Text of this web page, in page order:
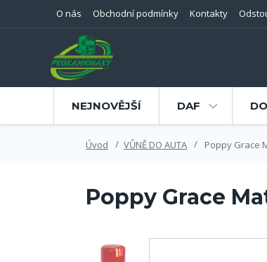
O nás Obchodní podmínky Kontakty
NEJNOVĚJŠÍ DAF
Úvod VŮNĚ DO AUTA Poppy Grace
Poppy Grace